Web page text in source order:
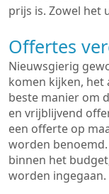
prijs is. Zowel het
Offertes
Nieuwsgierig
komen kijken, het
beste manier om
en vrijblijvend
een offerte op
worden
binnen het
worden ingegaan.